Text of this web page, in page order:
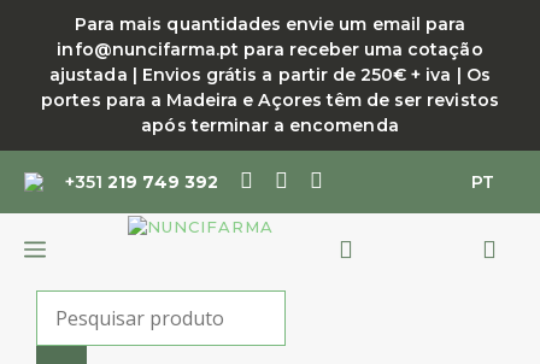
conteúdo
Para mais quantidades envie um email para
info@nuncifarma.pt para receber uma cotação
ajustada | Envios grátis a partir de 250€ + iva | Os
portes para a Madeira e Açores têm de ser revistos
após terminar a encomenda
+351219 749 392 PT
MENU
search